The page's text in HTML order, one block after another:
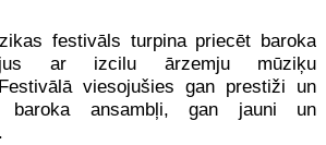
festivāls turpina priecēt baroka
ar izcilu ārzemju mūziķu
viesojušies gan prestiži un
baroka ansambļi, gan jauni un